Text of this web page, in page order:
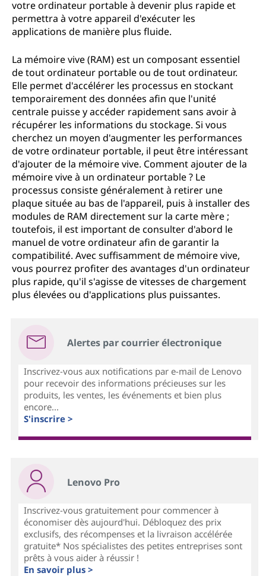
votre ordinateur portable à devenir plus rapide et
permettra à votre appareil d'exécuter les
applications de manière plus fluide.
La mémoire vive (RAM) est un composant essentiel
de tout ordinateur portable ou de tout ordinateur.
Elle permet d'accélérer les processus en stockant
temporairement des données afin que l'unité
centrale puisse y accéder rapidement sans avoir à
récupérer les informations du stockage. Si vous
cherchez un moyen d'augmenter les performances
de votre ordinateur portable, il peut être intéressant
d'ajouter de la mémoire vive. Comment ajouter de la
mémoire vive à un ordinateur portable ? Le
processus consiste généralement à retirer une
plaque située au bas de l'appareil, puis à installer des
modules de RAM directement sur la carte mère ;
toutefois, il est important de consulter d'abord le
manuel de votre ordinateur afin de garantir la
compatibilité. Avec suffisamment de mémoire vive,
vous pourrez profiter des avantages d'un ordinateur
plus rapide, qu'il s'agisse de vitesses de chargement
plus élevées ou d'applications plus puissantes.
Alertes par courrier électronique
Inscrivez-vous aux notifications par e-mail de Lenovo
pour recevoir des informations précieuses sur les
produits, les ventes, les événements et bien plus
encore...
S'inscrire >
Lenovo Pro
Inscrivez-vous gratuitement pour commencer à
économiser dès aujourd'hui. Débloquez des prix
exclusifs, des récompenses et la livraison accélérée
gratuite* Nos spécialistes des petites entreprises sont
prêts à vous aider à réussir !
En savoir plus >